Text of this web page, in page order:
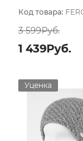
Код товара:
3 599Руб.
1 439Руб.
Уценка